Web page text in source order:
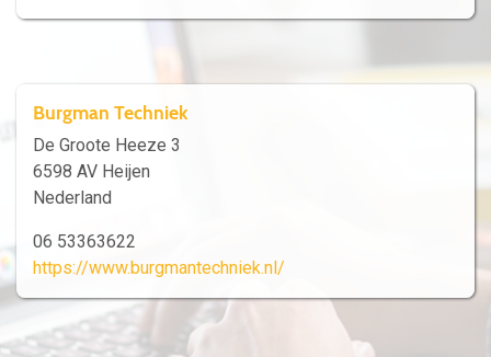
Burgman Techniek
De Groote Heeze 3
6598 AV Heijen
Nederland
06 53363622
https://www.burgmantechniek.nl/